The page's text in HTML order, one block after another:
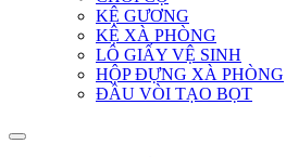
KỆ GƯƠNG
KỆ XÀ PHÒNG
LÔ GIẤY VỆ SINH
HỘP ĐỰNG XÀ PHÒNG
ĐẦU VÒI TẠO BỌT